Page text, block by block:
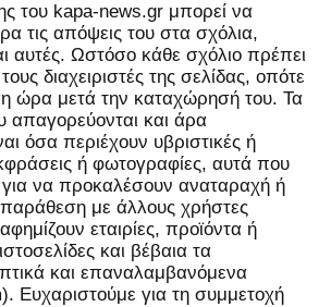
του kapa-news.gr μπορεί να
τις απόψεις του στα σχόλια,
αυτές. Ωστόσο κάθε σχόλιο πρέπει
διαχειριστές της σελίδας, οπότε
ώρα μετά την καταχώρησή του. Τα
απαγορεύονται και άρα
όσα περιέχουν υβριστικές ή
ή φωτογραφίες, αυτά που
να προκαλέσουν αναταραχή ή
με άλλους χρήστες
εταιρίες, προϊόντα ή
και βέβαια τα
και επαναλαμβανόμενα
Ευχαριστούμε για τη συμμετοχή